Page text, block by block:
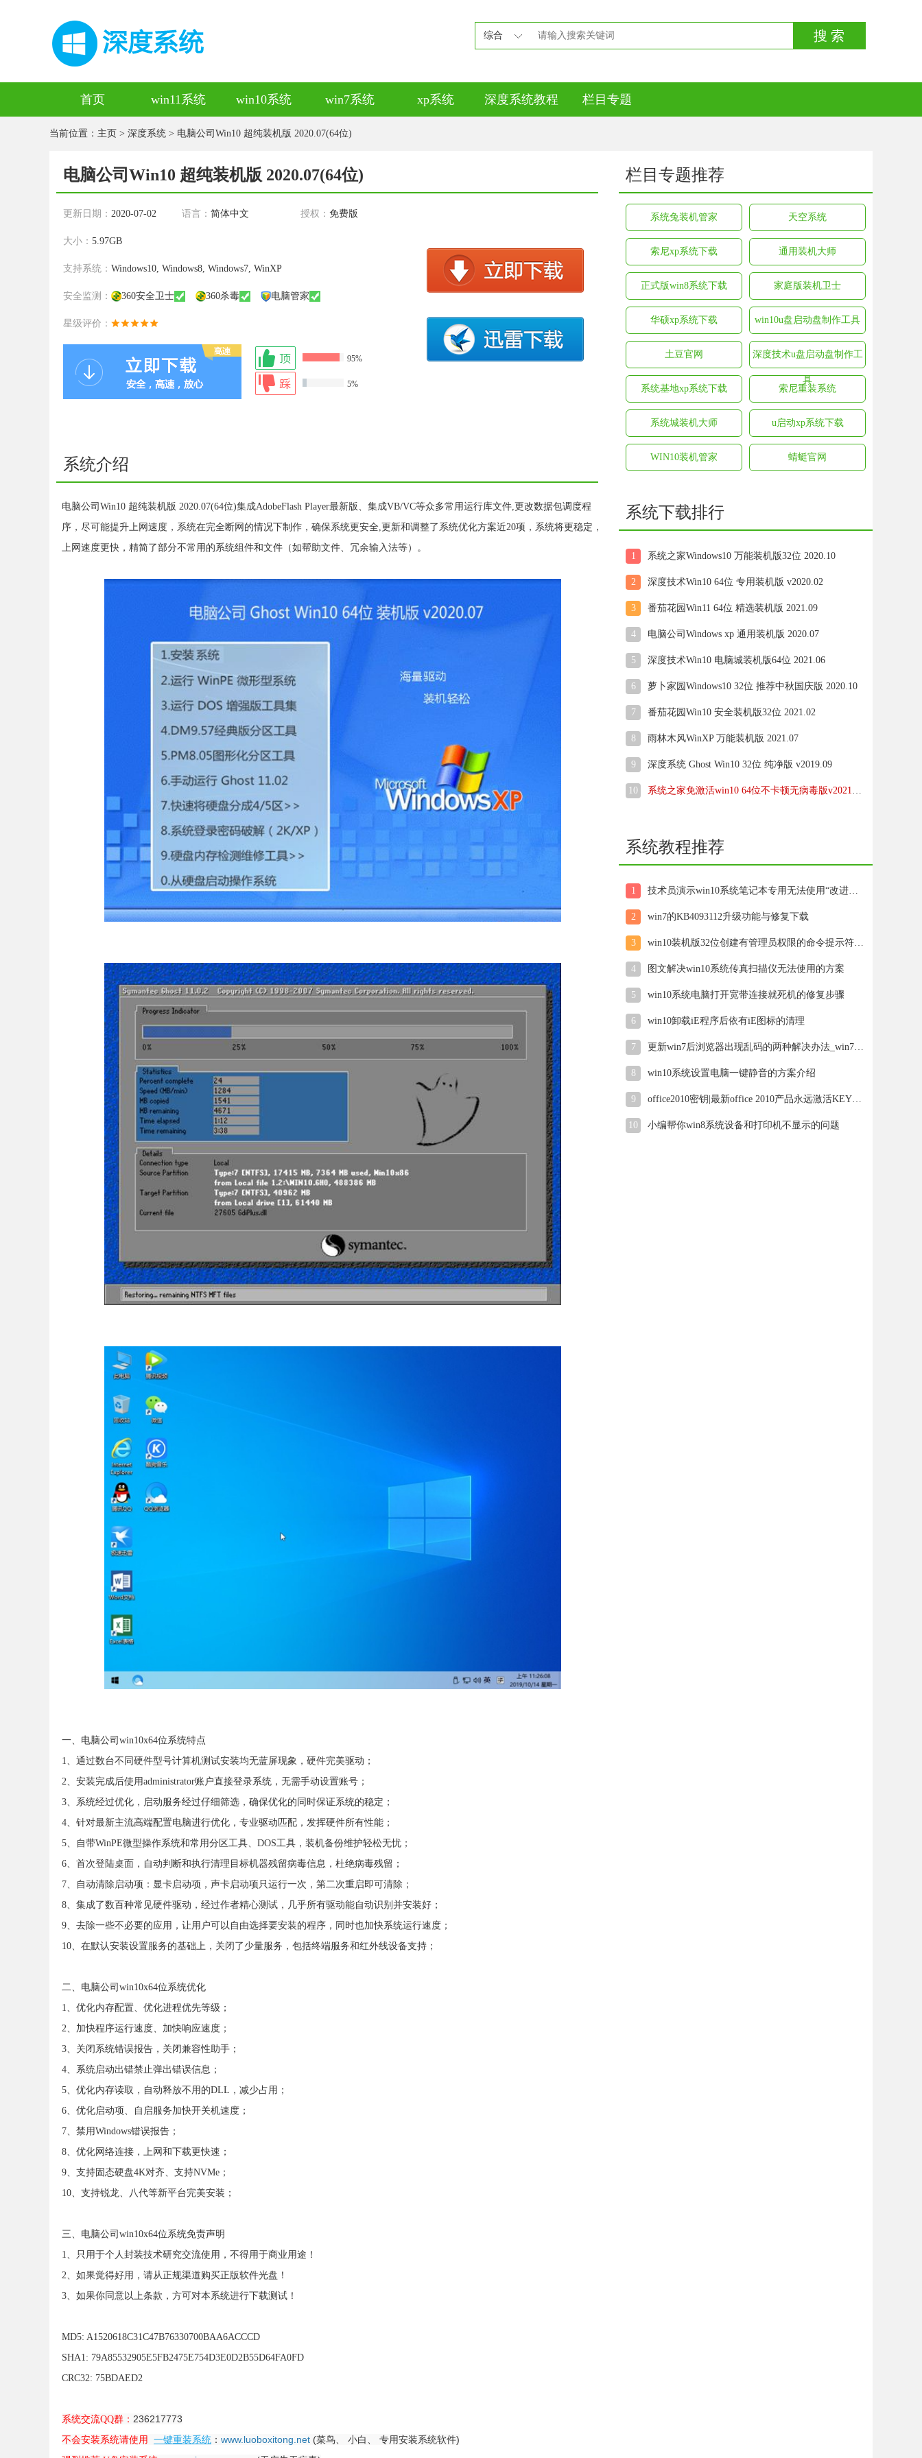
综合 搜 索
首页 win11系统 win10系统 win7系统 xp系统 深度系统教程 栏目专题
当前位置： 主页 > 深度系统 > 电脑公司Win10 超纯装机版 2020.07(64位)
电脑公司Win10 超纯装机版 2020.07(64位)
更新日期： 2020-07-02 语言： 简体中文 授权： 免费版
大小： 5.97GB
支持系统： Windows10, Windows8, Windows7, WinXP
安全监测： 360安全卫士 360杀毒 电脑管家
星级评价：
95%
5%
系统介绍
电脑公司Win10 超纯装机版 2020.07(64位)集成AdobeFlash Player最新版、集成VB/VC等众多常用运行库文件,更改数据包调度程
序，尽可能提升上网速度，系统在完全断网的情况下制作，确保系统更安全,更新和调整了系统优化方案近20项，系统将更稳定，
上网速度更快，精简了部分不常用的系统组件和文件（如帮助文件、冗余输入法等）。
一、电脑公司win10x64位系统特点
1、通过数台不同硬件型号计算机测试安装均无蓝屏现象，硬件完美驱动；
2、安装完成后使用administrator账户直接登录系统，无需手动设置账号；
3、系统经过优化，启动服务经过仔细筛选，确保优化的同时保证系统的稳定；
4、针对最新主流高端配置电脑进行优化，专业驱动匹配，发挥硬件所有性能；
5、自带WinPE微型操作系统和常用分区工具、DOS工具，装机备份维护轻松无忧；
6、首次登陆桌面，自动判断和执行清理目标机器残留病毒信息，杜绝病毒残留；
7、自动清除启动项：显卡启动项，声卡启动项只运行一次，第二次重启即可清除；
8、集成了数百种常见硬件驱动，经过作者精心测试，几乎所有驱动能自动识别并安装好；
9、去除一些不必要的应用，让用户可以自由选择要安装的程序，同时也加快系统运行速度；
10、在默认安装设置服务的基础上，关闭了少量服务，包括终端服务和红外线设备支持；
二、电脑公司win10x64位系统优化
1、优化内存配置、优化进程优先等级；
2、加快程序运行速度、加快响应速度；
3、关闭系统错误报告，关闭兼容性助手；
4、系统启动出错禁止弹出错误信息；
5、优化内存读取，自动释放不用的DLL，减少占用；
6、优化启动项、自启服务加快开关机速度；
7、禁用Windows错误报告；
8、优化网络连接，上网和下载更快速；
9、支持固态硬盘4K对齐、支持NVMe；
10、支持锐龙、八代等新平台完美安装；
三、电脑公司win10x64位系统免责声明
1、只用于个人封装技术研究交流使用，不得用于商业用途！
2、如果觉得好用，请从正规渠道购买正版软件光盘！
3、如果你同意以上条款，方可对本系统进行下载测试！
MD5: A1520618C31C47B76330700BAA6ACCCD
SHA1: 79A85532905E5FB2475E754D3E0D2B55D64FA0FD
CRC32: 75BDAED2
系统交流QQ群： 236217773
不会安装系统请使用 一键重装系统 ： www.luoboxitong.net (菜鸟、 小白、 专用安装系统软件)
栏目专题推荐
系统兔装机管家 天空系统
索尼xp系统下载 通用装机大师
正式版win8系统下载 家庭版装机卫士
华硕xp系统下载 win10u盘启动盘制作工具
土豆官网 深度技术u盘启动盘制作工
具
系统基地xp系统下载
索尼重装系统
系统城装机大师 u启动xp系统下载
WIN10装机管家 蜻蜓官网
系统下载排行
1 系统之家Windows10 万能装机版32位 2020.10
2 深度技术Win10 64位 专用装机版 v2020.02
3 番茄花园Win11 64位 精选装机版 2021.09
4 电脑公司Windows xp 通用装机版 2020.07
5 深度技术Win10 电脑城装机版64位 2021.06
6 萝卜家园Windows10 32位 推荐中秋国庆版 2020.10
7 番茄花园Win10 安全装机版32位 2021.02
8 雨林木风WinXP 万能装机版 2021.07
9 深度系统 Ghost Win10 32位 纯净版 v2019.09
10 系统之家免激活win10 64位不卡顿无病毒版v2021.10
系统教程推荐
1 技术员演示win10系统笔记本专用无法使用“改进电源使用”功能的方法
2 win7的KB4093112升级功能与修复下载
3 win10装机版32位创建有管理员权限的命令提示符技巧
4 图文解决win10系统传真扫描仪无法使用的方案
5 win10系统电脑打开宽带连接就死机的修复步骤
6 win10卸载iE程序后依有iE图标的清理
7 更新win7后浏览器出现乱码的两种解决办法_win7下载官网
8 win10系统设置电脑一键静音的方案介绍
9 office2010密钥|最新office 2010产品永远激活KEY密钥
10 小编帮你win8系统设备和打印机不显示的问题